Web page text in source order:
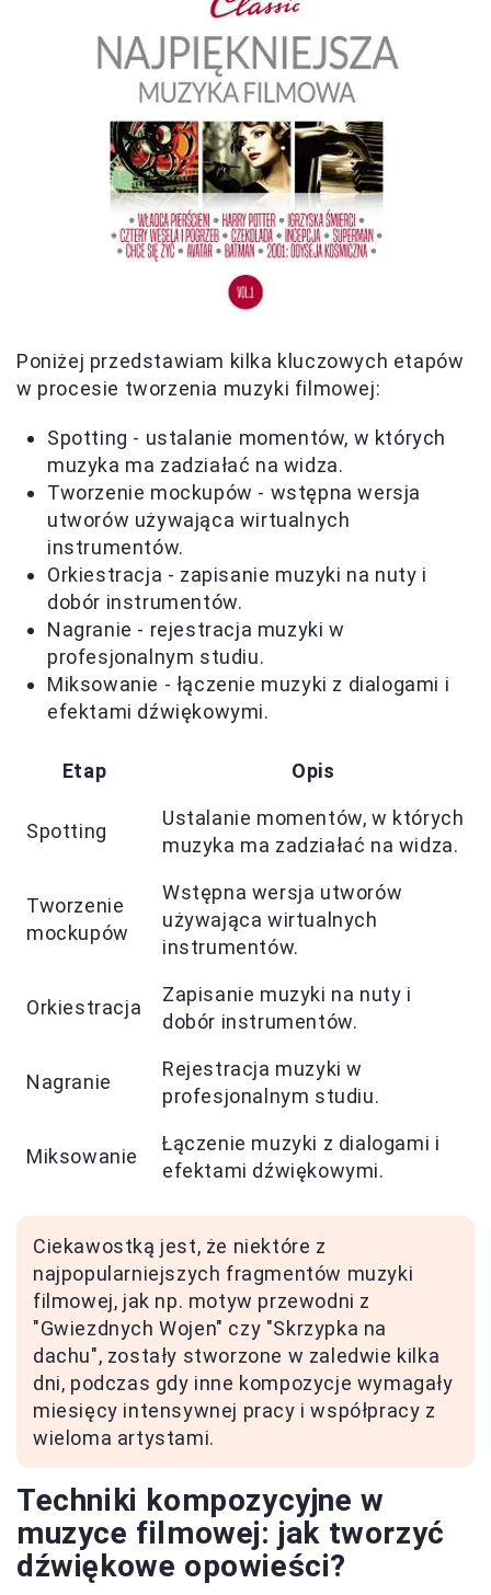
Poniżej przedstawiam kilka kluczowych etapów
w procesie tworzenia muzyki filmowej:
Spotting - ustalanie momentów, w których
muzyka ma zadziałać na widza.
Tworzenie mockupów - wstępna wersja
utworów używająca wirtualnych
instrumentów.
Orkiestracja - zapisanie muzyki na nuty i
dobór instrumentów.
Nagranie - rejestracja muzyki w
profesjonalnym studiu.
Miksowanie - łączenie muzyki z dialogami i
efektami dźwiękowymi.
Etap Opis
Spotting
Ustalanie momentów, w których
muzyka ma zadziałać na widza.
Tworzenie
mockupów
Wstępna wersja utworów
używająca wirtualnych
instrumentów.
Orkiestracja
Zapisanie muzyki na nuty i
dobór instrumentów.
Nagranie
Rejestracja muzyki w
profesjonalnym studiu.
Miksowanie
Łączenie muzyki z dialogami i
efektami dźwiękowymi.
Ciekawostką jest, że niektóre z
najpopularniejszych fragmentów muzyki
filmowej, jak np. motyw przewodni z
"Gwiezdnych Wojen" czy "Skrzypka na
dachu", zostały stworzone w zaledwie kilka
dni, podczas gdy inne kompozycje wymagały
miesięcy intensywnej pracy i współpracy z
wieloma artystami.
Techniki kompozycyjne w
muzyce filmowej: jak tworzyć
dźwiękowe opowieści?